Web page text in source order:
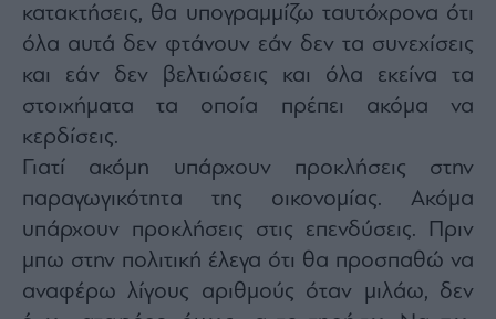
κατακτήσεις, θα υπογραμμίζω ταυτόχρονα ότι
όλα αυτά δεν φτάνουν εάν δεν τα συνεχίσεις
και εάν δεν βελτιώσεις και όλα εκείνα τα
στοιχήματα τα οποία πρέπει ακόμα να
κερδίσεις.
Γιατί ακόμη υπάρχουν προκλήσεις στην
παραγωγικότητα της οικονομίας. Ακόμα
υπάρχουν προκλήσεις στις επενδύσεις. Πριν
μπω στην πολιτική έλεγα ότι θα προσπαθώ να
αναφέρω λίγους αριθμούς όταν μιλάω, δεν